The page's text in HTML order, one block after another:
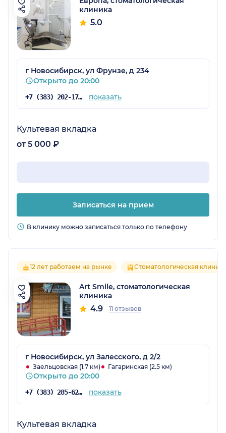
клиника
5.0
г Новосибирск, ул Фрунзе, д 234
Открыто до 20:00
+7 (383) 202-17-31 показать
Культевая вкладка
от 5 000 ₽
Записаться на прием
В клинику можно записаться только по телефону
12 лет работаем на рынке Стоматологическая клиника
Art Smile, стоматологическая
клиника
4.9 11 отзывов
г Новосибирск, ул Залесского, д 2/2
Заельцовская (1.7 км) Гагаринская (2.5 км)
Открыто до 20:00
+7 (383) 285-62-30 показать
Культевая вкладка